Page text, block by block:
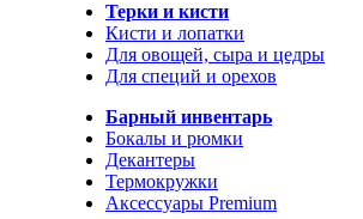
Терки и кисти
Кисти и лопатки
Для овощей, сыра и цедры
Для специй и орехов
Барный инвентарь
Бокалы и рюмки
Декантеры
Термокружки
Аксессуары Premium